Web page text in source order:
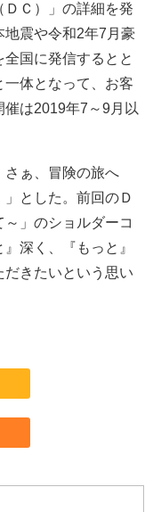
Ｃ）」の詳細を発
震や令和2年7月豪
国に発信するとと
一体となって、お客
は2019年7～9月以
ぁ、冒険の旅へ
」とした。前回のＤ
」のショルダーコ
深く、『もっと』
きたいという思い